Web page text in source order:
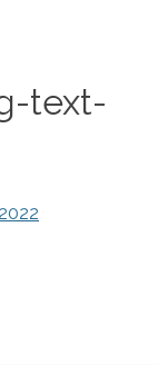
text-